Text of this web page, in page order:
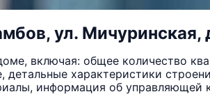
ул. Мичуринская,
включая: общее количество
характеристики
информация об управляющей